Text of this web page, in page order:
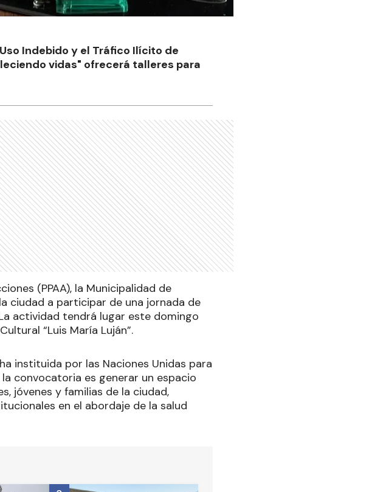
Indebido y el Tráfico Ilícito de
vidas" ofrecerá talleres para
(PPAA), la Municipalidad de
ciudad a participar de una jornada de
actividad tendrá lugar este domingo
“Luis María Luján”.
instituida por las Naciones Unidas para
convocatoria es generar un espacio
jóvenes y familias de la ciudad,
en el abordaje de la salud